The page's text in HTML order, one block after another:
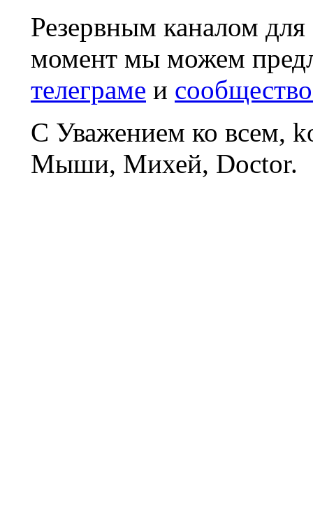
Резервным каналом
момент мы можем
телеграме и
С Уважением ко всем,
Мыши, Михей, Doctor.